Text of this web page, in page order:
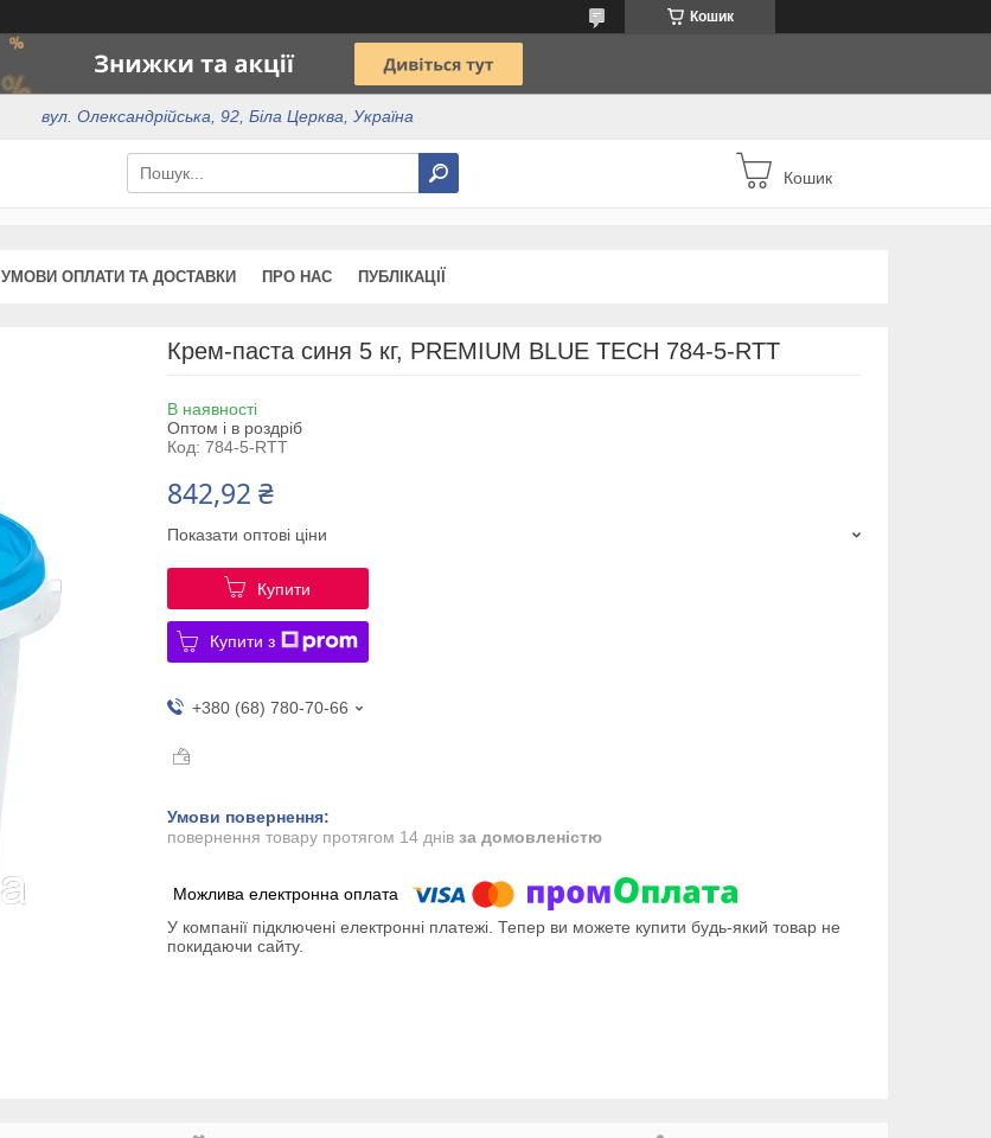
Кошик
вул. Олександрійська, 92, Біла Церква, Україна
Кошик
УМОВИ ОПЛАТИ ТА ДОСТАВКИ ПРО НАС ПУБЛІКАЦІЇ
Крем-паста синя 5 кг, PREMIUM BLUE TECH 784-5-RTT
В наявності
Оптом і в роздріб
Код: 784-5-RTT
842,92 ₴
Показати оптові ціни
Купити
Купити з
+380 (68) 780-70-66
повернення товару протягом 14 днів за домовленістю
У компанії підключені електронні платежі. Тепер ви можете купити будь-який товар не
покидаючи сайту.